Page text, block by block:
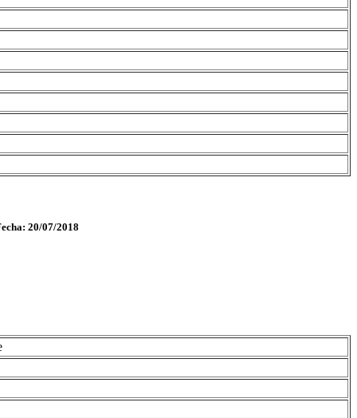
20/07/2018